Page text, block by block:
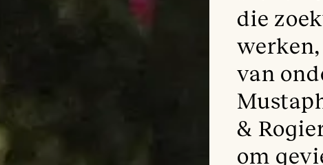
die
werken,
van
&
om